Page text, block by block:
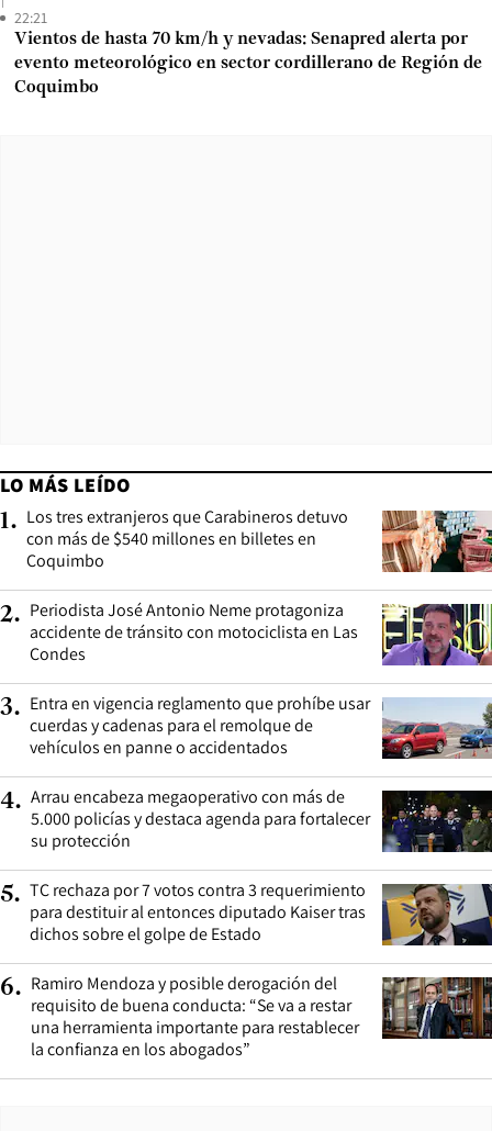
22:21
Vientos de hasta 70 km/h y nevadas: Senapred alerta por
evento meteorológico en sector cordillerano de Región de
Coquimbo
LO MÁS LEÍDO
1. Los tres extranjeros que Carabineros detuvo
con más de $540 millones en billetes en
Coquimbo
2. Periodista José Antonio Neme protagoniza
accidente de tránsito con motociclista en Las
Condes
3. Entra en vigencia reglamento que prohíbe usar
cuerdas y cadenas para el remolque de
vehículos en panne o accidentados
4. Arrau encabeza megaoperativo con más de
5.000 policías y destaca agenda para fortalecer
su protección
5. TC rechaza por 7 votos contra 3 requerimiento
para destituir al entonces diputado Kaiser tras
dichos sobre el golpe de Estado
6. Ramiro Mendoza y posible derogación del
requisito de buena conducta: “Se va a restar
una herramienta importante para restablecer
la confianza en los abogados”